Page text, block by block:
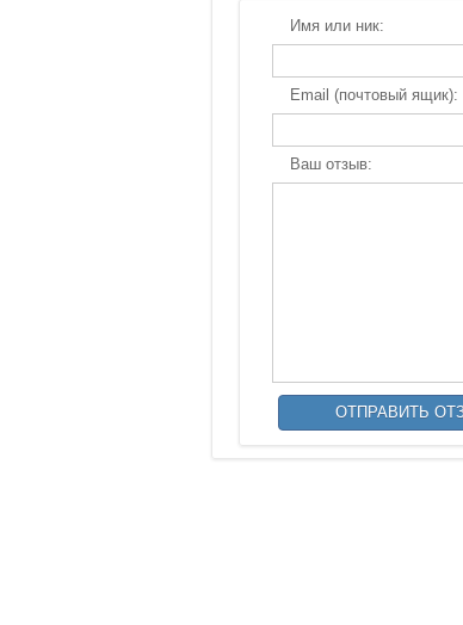
Имя или ник:
Email (почтовый ящик):
Ваш отзыв: